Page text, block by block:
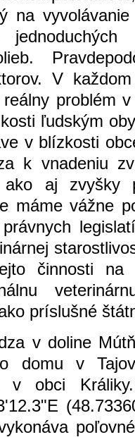
na
V
problém
ľudským
v blízkosti
k vnadeniu
ako aj zvyšky
máme vážne
činnosti
príslušné
v doline
domu v
v obci